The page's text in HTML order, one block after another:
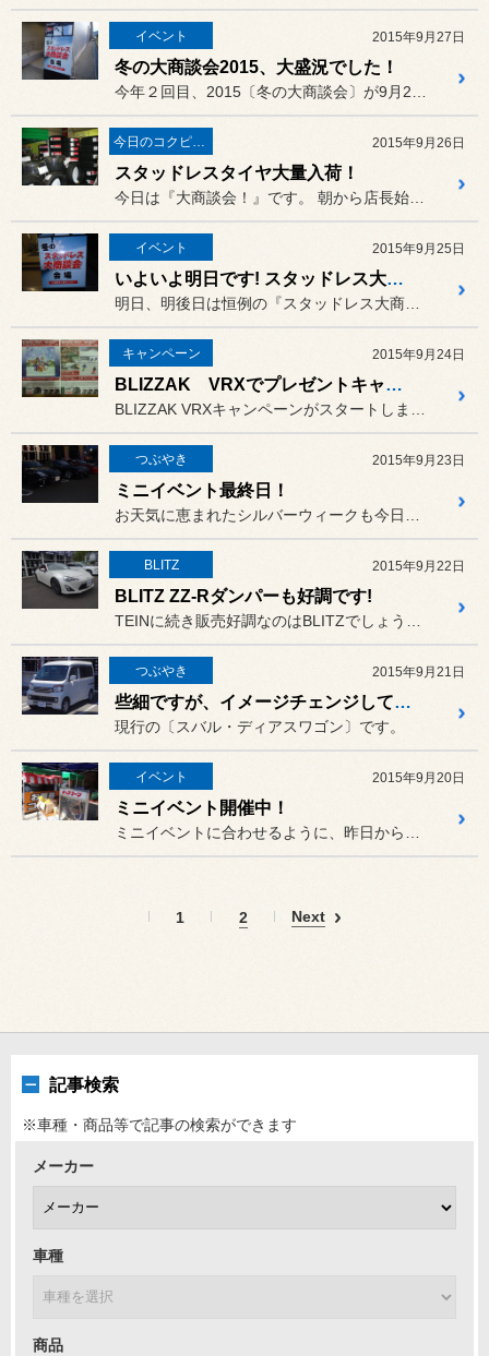
イベント 2015年9月27日
冬の大商談会2015、大盛況でした！
今日のコクピット西部 2015年9月26日
スタッドレスタイヤ大量入荷！
イベント 2015年9月25日
いよいよ明日です! スタッドレス大商談会
キャンペーン 2015年9月24日
BLIZZAK VRXでプレゼントキャンペーン!
つぶやき 2015年9月23日
ミニイベント最終日！
BLITZ 2015年9月22日
BLITZ ZZ-Rダンパーも好調です!
つぶやき 2015年9月21日
些細ですが、イメージチェンジしてみました。
現行の〔スバル・ディアスワゴン〕です。
イベント 2015年9月20日
ミニイベント開催中！
1 2 Next
記事検索
※車種・商品等で記事の検索ができます
メーカー
車種
商品